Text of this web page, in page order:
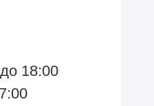
18:00